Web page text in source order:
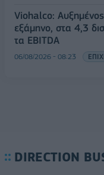
Viohalco:
εξάμηνο, στα 4,3
τα EBITDA
06/08/2026 - 08:23
DIRECTION